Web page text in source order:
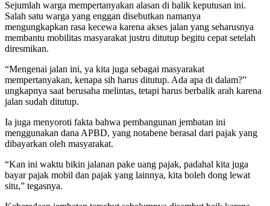
Sejumlah warga mempertanyakan alasan di balik keputusan ini.
Salah satu warga yang enggan disebutkan namanya
mengungkapkan rasa kecewa karena akses jalan yang seharusnya
membantu mobilitas masyarakat justru ditutup begitu cepat setelah
diresmikan.
“Mengenai jalan ini, ya kita juga sebagai masyarakat
mempertanyakan, kenapa sih harus ditutup. Ada apa di dalam?”
ungkapnya saat berusaha melintas, tetapi harus berbalik arah karena
jalan sudah ditutup.
Ia juga menyoroti fakta bahwa pembangunan jembatan ini
menggunakan dana APBD, yang notabene berasal dari pajak yang
dibayarkan oleh masyarakat.
“Kan ini waktu bikin jalanan pake uang pajak, padahal kita juga
bayar pajak mobil dan pajak yang lainnya, kita boleh dong lewat
situ,” tegasnya.